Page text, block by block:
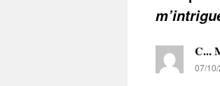
C...
07/